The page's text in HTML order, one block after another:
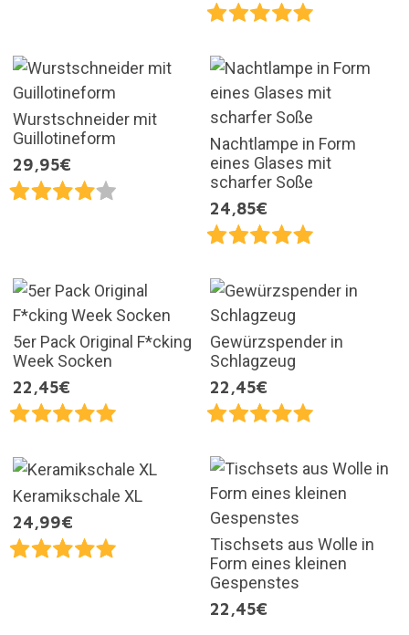
Wurstschneider mit
Guillotineform
29,95€
Nachtlampe in Form
eines Glases mit
scharfer Soße
24,85€
5er Pack Original F*cking
Week Socken
22,45€
Gewürzspender in
Schlagzeug
22,45€
Keramikschale XL
24,99€
Tischsets aus Wolle in
Form eines kleinen
Gespenstes
22,45€